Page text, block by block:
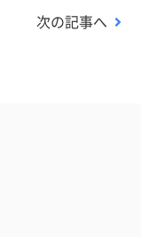
次の記事へ